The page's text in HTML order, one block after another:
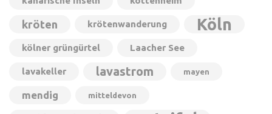
kröten krötenwanderung Köln
kölner grüngürtel Laacher See
lavakeller lavastrom mayen
mendig mitteldevon